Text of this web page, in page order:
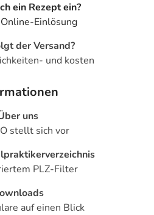
ein Rezept ein?
Einlösung
der Versand?
und kosten
uns
stellt sich vor
PLZ-Filter
auf einen Blick